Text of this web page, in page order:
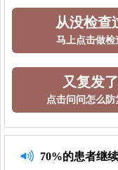
从没检查
马上点击做检
又复发了
点击问问怎么防
70%的患者继